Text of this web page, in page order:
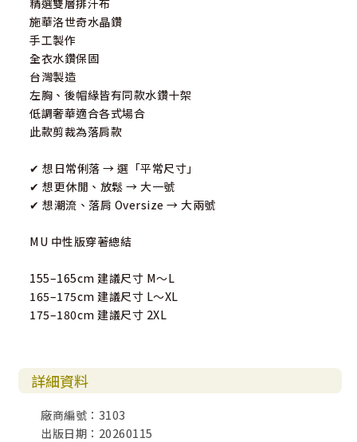
施華洛世奇水晶鑽
手工製作
全衣水鑽保固
台灣製造
左胸、後帽緣皆有同款水鑽十架
低調奢華適合各式場合
此款剪裁為落肩款
✔ 想日常俐落 → 選「平常尺寸」
✔ 想更休閒、放鬆 → 大一號
✔ 想潮流、落肩 Oversize → 大兩號
MU 中性版穿著總結
155–165cm 建議尺寸 M～L
165–175cm 建議尺寸 L～XL
175–180cm 建議尺寸 2XL
詳細資料
廠商編號：3103
出版日期：20260115